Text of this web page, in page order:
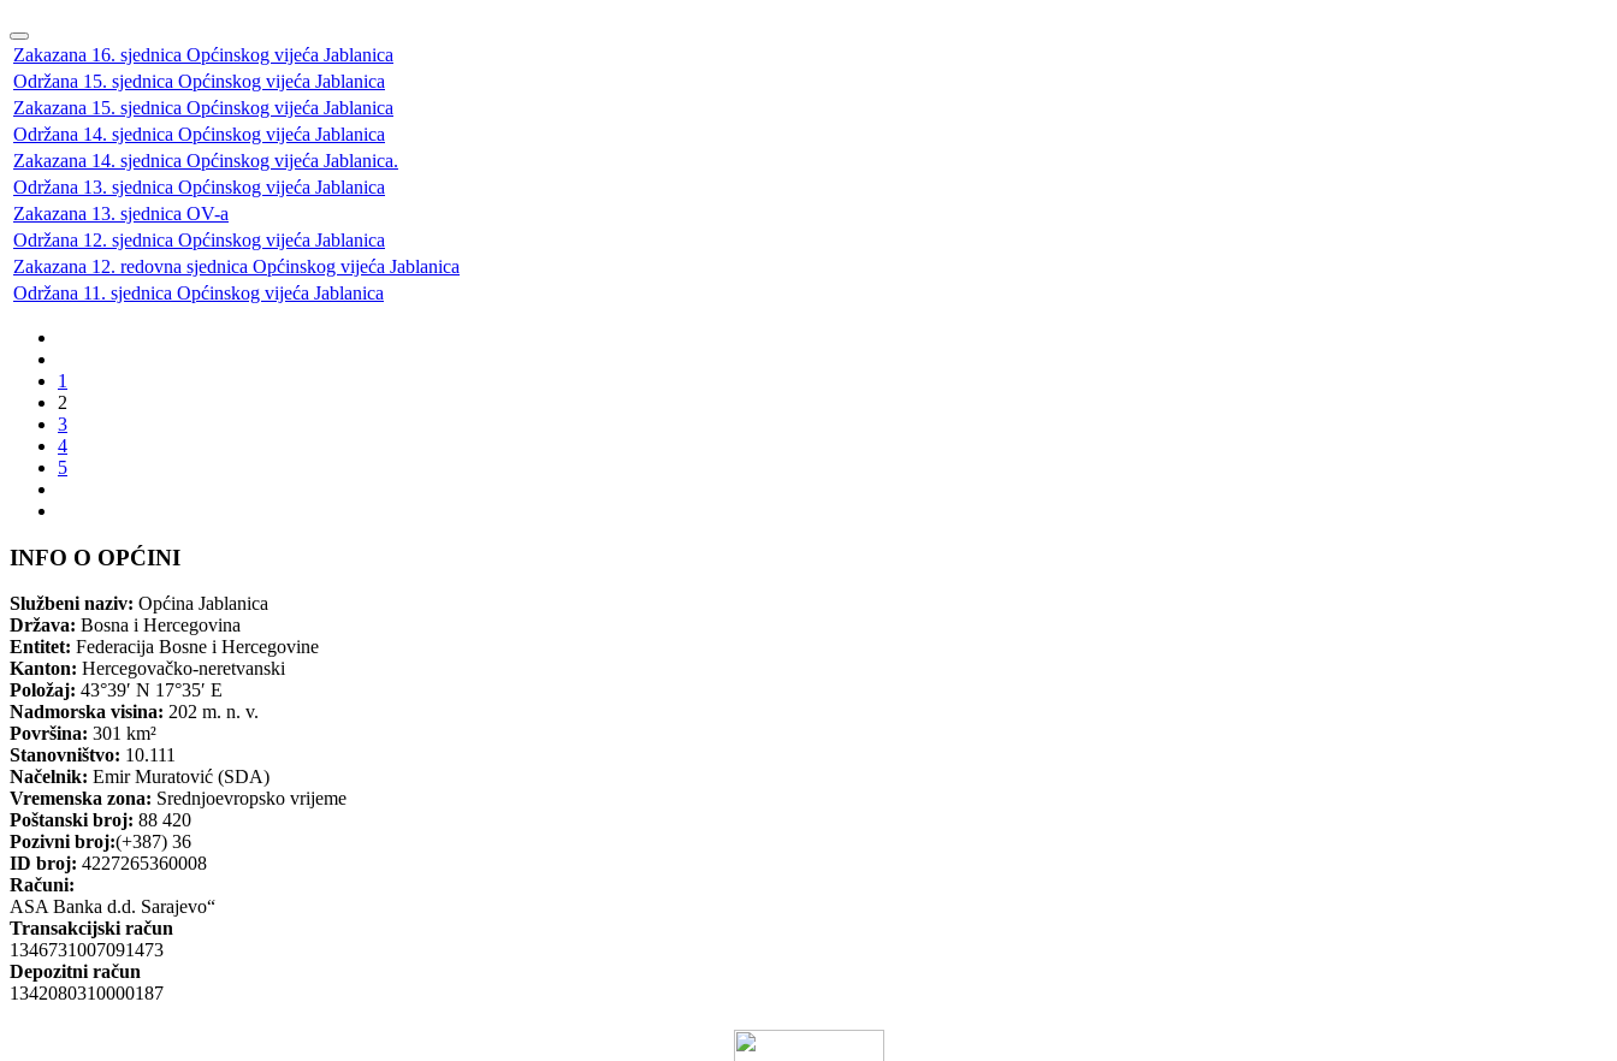
Zakazana 16. sjednica Općinskog vijeća Jablanica
Održana 15. sjednica Općinskog vijeća Jablanica
Zakazana 15. sjednica Općinskog vijeća Jablanica
Održana 14. sjednica Općinskog vijeća Jablanica
Zakazana 14. sjednica Općinskog vijeća Jablanica.
Održana 13. sjednica Općinskog vijeća Jablanica
Zakazana 13. sjednica OV-a
Održana 12. sjednica Općinskog vijeća Jablanica
Zakazana 12. redovna sjednica Općinskog vijeća Jablanica
Održana 11. sjednica Općinskog vijeća Jablanica
1
2
3
4
5
INFO O OPĆINI
Službeni naziv: Općina Jablanica
Država: Bosna i Hercegovina
Entitet: Federacija Bosne i Hercegovine
Kanton: Hercegovačko-neretvanski
Položaj: 43°39′ N 17°35′ E
Nadmorska visina: 202 m. n. v.
Površina: 301 km²
Stanovništvo: 10.111
Načelnik: Emir Muratović (SDA)
Vremenska zona: Srednjoevropsko vrijeme
Poštanski broj: 88 420
Pozivni broj:(+387) 36
ID broj: 4227265360008
Računi:
ASA Banka d.d. Sarajevo“
Transakcijski račun
1346731007091473
Depozitni račun
1342080310000187